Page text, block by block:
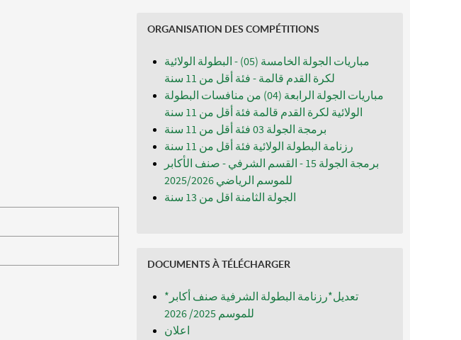
ORGANISATION DES COMPÉTITIONS
مباريات الجولة الخامسة (05) - البطولة الولائية
لكرة القدم قالمة - فئة أقل من 11 سنة
مباريات الجولة الرابعة (04) من منافسات البطولة
الولائية لكرة القدم قالمة فئة أقل من 11 سنة
برمجة الجولة 03 فئة أقل من 11 سنة
رزنامة البطولة الولائية فئة أقل من 11 سنة
برمجة الجولة 15 - القسم الشرفي - صنف الأكابر
للموسم الرياضي 2025/2026
الجولة الثامنة اقل من 13 سنة
DOCUMENTS À TÉLÉCHARGER
*تعديل*رزنامة البطولة الشرفية صنف أكابر
للموسم 2025/ 2026
اعلان